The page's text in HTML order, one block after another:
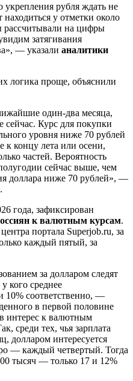
рубля ждать не
находиться у отметки около
рассчитывали на цифры
затягивания
— указали аналитики
логика проще, объяснили
один-два месяца,
Курс для покупки
уровня ниже 70 рублей
к концу лета или осени,
частей. Вероятность
сейчас выше, чем
доллара ниже 70 рублей», —
года, зафиксирован
к валютным курсам.
портала Superjob.ru, за
каждый пятый, за
за долларом следят
кого среднее
соответственно, —
в первой половине
интерес к валютным
среди тех, чья зарплата
долларом интересуется
— каждый четвертый. Тогда
тысяч — только 17 и 12%